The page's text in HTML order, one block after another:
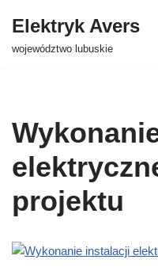
Przejdź
Elektryk Avers
województwo lubuskie
projektu